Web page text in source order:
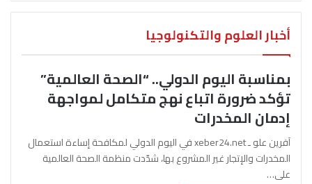
أخبار العلوم والتكنولوجيا
بمناسبة اليوم الدولي.. “الصحة العالمية”
تؤكد ضرورة اتباع نهج متكامل لمواجهة
إدمان المخدرات
آفرين علو ـ xeber24.net في اليوم الدولي لمكافحة إساءة استعمال
المخدرات والإتجار غير المشروع بها، شدّدت منظمة الصحة العالمية
على…